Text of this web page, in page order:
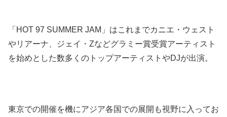
「HOT 97 SUMMER JAM」はこれまでカニエ・ウェスト
やリアーナ、ジェイ・Zなどグラミー賞受賞アーティスト
を始めとした数多くのトップアーティストやDJが出演。
東京での開催を機にアジア各国での展開も視野に入ってお